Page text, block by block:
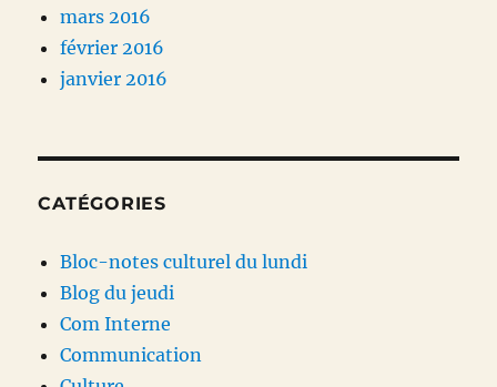
mars 2016
février 2016
janvier 2016
CATÉGORIES
Bloc-notes culturel du lundi
Blog du jeudi
Com Interne
Communication